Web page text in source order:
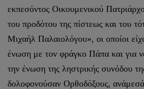
εκπεσόντος Οικουμενικού
του προδότου της πίστεως και του
Μιχαήλ Παλαιολόγου», οι οποίοι
ένωση με τον φράγκο Πάπα και για
την ένωση της ληστρικής συνόδου
δολοφονούσαν Ορθοδόξους,